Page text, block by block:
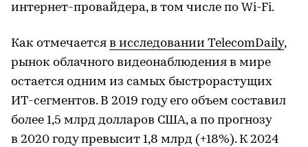
интернет-провайдера, в том числе по Wi-Fi.
Как отмечается в исследовании TelecomDaily,
рынок облачного видеонаблюдения в мире
остается одним из самых быстрорастущих
ИТ-сегментов. В 2019 году его объем составил
более 1,5 млрд долларов США, а по прогнозу
в 2020 году превысит 1,8 млрд (+18%). К 2024